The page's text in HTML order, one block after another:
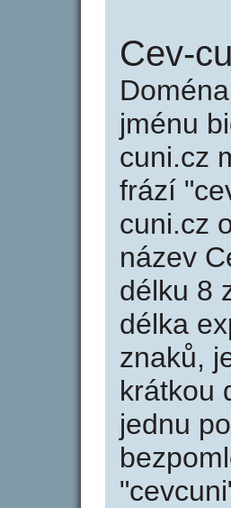
Cev-
jménu
cuni.cz
frází
cuni.cz
název
délku 8
délka
znaků,
krátkou
jednu